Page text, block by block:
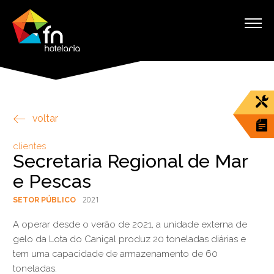
voltar
clientes
Secretaria Regional de Mar
e Pescas
SETOR PÚBLICO 2021
A operar desde o verão de 2021, a unidade externa de
gelo da Lota do Caniçal produz 20 toneladas diárias e
tem uma capacidade de armazenamento de 60
toneladas.